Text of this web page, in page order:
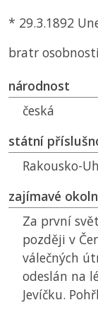
* 29.3.1892
bratr
národnost
česká
státní
Rakousko-
zajímavé
Za první
později v
válečných
odeslán na
Jevíčku.